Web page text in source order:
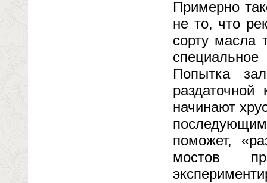
Примерно
не то, что
сорту масла
Попытка
начинают
поможет,
мостов